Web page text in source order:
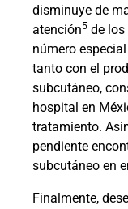
disminuye de
atención5 de los
número
tanto con el
subcutáneo,
hospital en
tratamiento.
pendiente
subcutáneo en
Finalmente,